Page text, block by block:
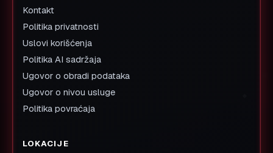
Kontakt
Politika privatnosti
Uslovi korišćenja
Politika AI sadržaja
Ugovor o obradi podataka
Ugovor o nivou usluge
Politika povraćaja
LOKACIJE